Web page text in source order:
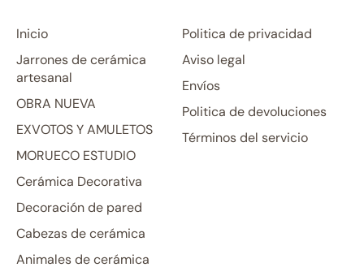
Inicio
Jarrones de cerámica
artesanal
OBRA NUEVA
EXVOTOS Y AMULETOS
MORUECO ESTUDIO
Cerámica Decorativa
Decoración de pared
Cabezas de cerámica
Animales de cerámica
Politica de privacidad
Aviso legal
Envíos
Politica de devoluciones
Términos del servicio